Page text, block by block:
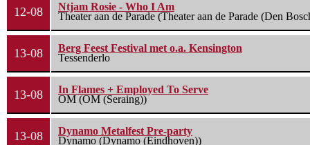
12-08
Ntjam Rosie - Who I Am
Theater aan de Parade (Theater aan de Parade (Den
13-08
Berg Feest Festival met o.a. Kensington
Tessenderlo
13-08
In Flames + Employed To Serve
OM (OM (Seraing))
13-08
Dynamo Metalfest Pre-party
Dynamo (Dynamo (Eindhoven))